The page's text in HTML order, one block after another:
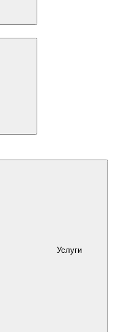
Услуги